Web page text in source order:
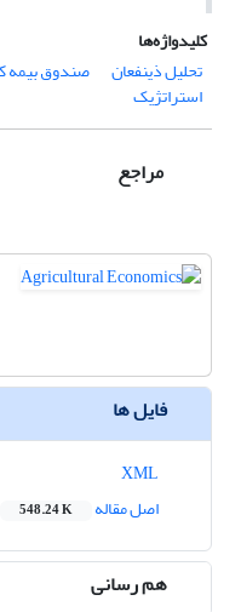
کلیدواژه‌ها
تحلیل ذی‎نفعان
صندوق بیمه
استراتژیک
مراجع
فایل ها
اصل مقاله
548.24 K
هم رسانی